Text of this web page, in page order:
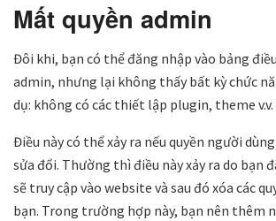
Mất quyền admin
Đôi khi, bạn có thể đăng nhập vào bảng
admin, nhưng lại không thấy bất kỳ chức
dụ: không có các thiết lập plugin, theme v.v.
Điều này có thể xảy ra nếu quyền người
sửa đổi. Thường thì điều này xảy ra do bạn
sẽ truy cập vào website và sau đó xóa các
bạn. Trong trường hợp này, bạn nên thêm